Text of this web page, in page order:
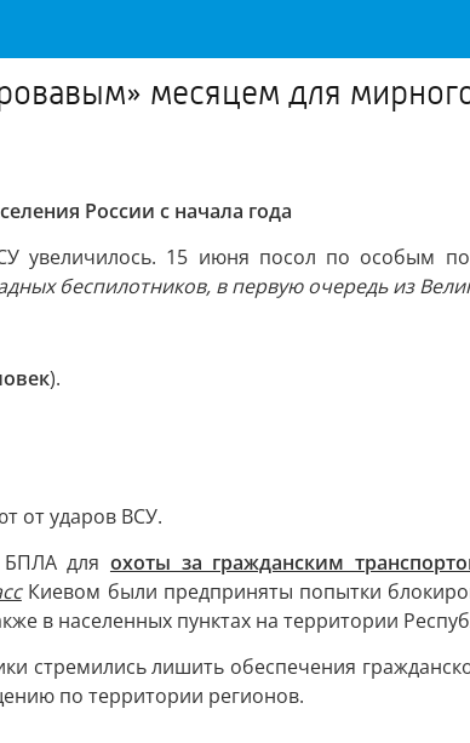
месяцем для мирного
России с начала года
увеличилось. 15 июня посол по особым
беспилотников, в первую очередь из
).
от ударов ВСУ.
БПЛА для охоты за гражданским
Киевом были предприняты попытки
в населенных пунктах на территории
стремились лишить обеспечения
по территории регионов.